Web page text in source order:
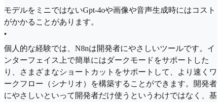
モデルをミニではないGpt-4oや画像や音声生成時にはコスト
がかかることがあります。
•
個人的な経験では、N8nは開発者にやさしいツールです。イ
ンターフェイス上で簡単にはダークモードをサポートした
り、さまざまなショートカットをサポートして、より速くワ
ークフロー（シナリオ）を構築することができます。開発者
にやさしいといって開発者だけ使うというわけではなく、基